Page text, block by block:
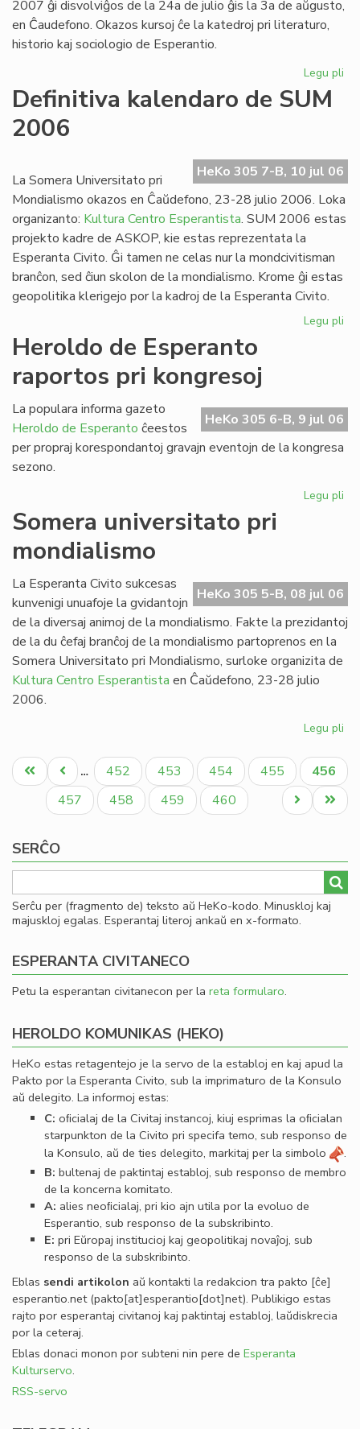
2007 ĝi disvolviĝos de la 24a de julio ĝis la 3a de aŭgusto,
en Ĉaudefono. Okazos kursoj ĉe la katedroj pri literaturo,
historio kaj sociologio de Esperantio.
Legu pli
Definitiva kalendaro de SUM
2006
HeKo 305 7-B, 10 jul 06
La Somera Universitato pri
Mondialismo okazos en Ĉaŭdefono, 23-28 julio 2006. Loka
organizanto: Kultura Centro Esperantista. SUM 2006 estas
projekto kadre de ASKOP, kie estas reprezentata la
Esperanta Civito. Ĝi tamen ne celas nur la mondcivitisman
branĉon, sed ĉiun skolon de la mondialismo. Krome ĝi estas
geopolitika klerigejo por la kadroj de la Esperanta Civito.
Legu pli
Heroldo de Esperanto
raportos pri kongresoj
HeKo 305 6-B, 9 jul 06
La populara informa gazeto
Heroldo de Esperanto ĉeestos
per propraj korespondantoj gravajn eventojn de la kongresa
sezono.
Legu pli
pri
Somera universitato pri
mondialismo
HeKo 305 5-B, 08 jul 06
La Esperanta Civito sukcesas
kunvenigi unuafoje la gvidantojn
de la diversaj animoj de la mondialismo. Fakte la prezidantoj
de la du ĉefaj branĉoj de la mondialismo partoprenos en la
Somera Universitato pri Mondialismo, surloke organizita de
Kultura Centro Esperantista en Ĉaŭdefono, 23-28 julio
2006.
Legu pli
pri
Pagination
Unua
paĝo
Antaŭa
paĝo
… Paĝo
452 Paĝo
453 Paĝo
454 Paĝo
455
Aktuala
paĝo
456
Paĝo
457 Paĝo
458 Paĝo
459 Paĝo
460
Last
page
Next
page
SERĈO
Serĉu per (fragmento de) teksto aŭ HeKo-kodo. Minuskloj kaj
majuskloj egalas. Esperantaj literoj ankaŭ en x-formato.
ESPERANTA CIVITANECO
Petu la esperantan civitanecon per la reta formularo.
HEROLDO KOMUNIKAS (HEKO)
HeKo estas retagentejo je la servo de la establoj en kaj apud la
Pakto por la Esperanta Civito, sub la imprimaturo de la Konsulo
aŭ delegito. La informoj estas:
C: oﬁcialaj de la Civitaj instancoj, kiuj esprimas la oﬁcialan
starpunkton de la Civito pri specifa temo, sub responso de
la Konsulo, aŭ de ties delegito, markitaj per la simbolo
.
B: bultenaj de paktintaj establoj, sub responso de membro
de la koncerna komitato.
A: alies neoﬁcialaj, pri kio ajn utila por la evoluo de
Esperantio, sub responso de la subskribinto.
E: pri Eŭropaj institucioj kaj geopolitikaj novaĵoj, sub
responso de la subskribinto.
Eblas sendi artikolon aŭ kontakti la redakcion tra pakto [ĉe]
esperantio.net(pakto[at]esperantio[dot]net). Publikigo estas
rajto por esperantaj civitanoj kaj paktintaj establoj, laŭdiskrecia
por la ceteraj.
Eblas donaci monon por subteni nin pere de Esperanta
Kulturservo.
RSS-servo